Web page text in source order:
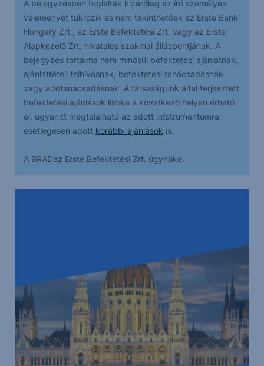
A bejegyzésben foglaltak kizárólag az író személyes
véleményét tükrözik és nem tekinthetőek az Erste Bank
Hungary Zrt., az Erste Befektetési Zrt. vagy az Erste
Alapkezelő Zrt. hivatalos szakmai álláspontjának. A
bejegyzés tartalma nem minősül befektetési ajánlatnak,
ajánlattételi felhívásnak, befektetési tanácsadásnak
vagy adótanácsadásnak. A társaságunk által terjesztett
befektetési ajánlások listája a következő helyen érhető
el, ugyanitt megtalálható az adott intstrumentumra
esetlegesen adott korábbi ajánlások is.
A BRADaz Erste Befektetési Zrt. ügynöke.